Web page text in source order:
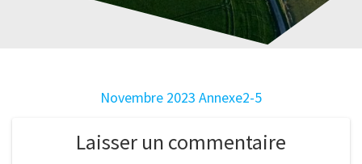
Novembre 2023 Annexe2-5
Laisser un commentaire